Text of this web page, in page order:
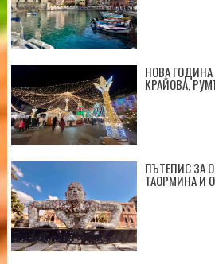
НОВА
КРАЙОВА,
ПЪТЕПИС ЗА
ТАОРМИНА И